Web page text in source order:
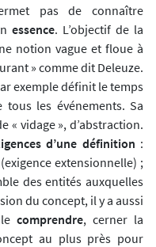
pas de connaître
essence. L’objectif de la
notion vague et floue à
» comme dit Deleuze.
exemple définit le temps
les événements. Sa
vidage », d’abstraction.
d’une définition :
extensionnelle) ;
des entités auxquelles
du concept, il y a aussi
comprendre, cerner la
au plus près pour